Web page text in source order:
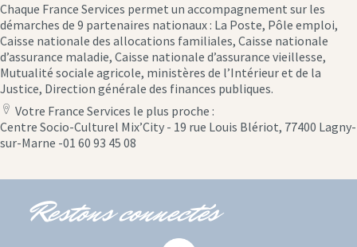
Chaque France Services permet un accompagnement sur les
démarches de 9 partenaires nationaux : La Poste, Pôle emploi,
Caisse nationale des allocations familiales, Caisse nationale
d’assurance maladie, Caisse nationale d’assurance vieillesse,
Mutualité sociale agricole, ministères de l’Intérieur et de la
Justice, Direction générale des finances publiques.
location
icon
Votre France Services le plus proche :
Centre Socio-Culturel Mix’City - 19 rue Louis Blériot, 77400 Lagny-
sur-Marne -01 60 93 45 08
Restons connectés